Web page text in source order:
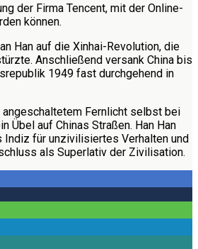
der Firma Tencent, mit der Online-
können.
Han auf die Xinhai-Revolution, die
Anschließend versank China bis
1949 fast durchgehend in
angeschaltetem Fernlicht selbst bei
Übel auf Chinas Straßen. Han Han
für unzivilisiertes Verhalten und
als Superlativ der Zivilisation.